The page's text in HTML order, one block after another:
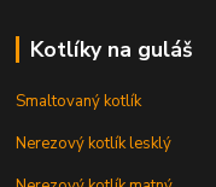
Kotlíky na guláš
Smaltovaný kotlík
Nerezový kotlík lesklý